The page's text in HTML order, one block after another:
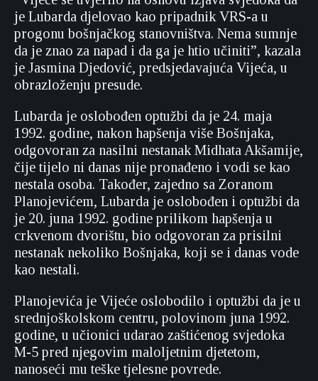
je Lubarda djelovao kao pripadnik VRS-a u
progonu bošnjačkog stanovništva. Nema sumnje
da je znao za napad i da ga je htio učiniti”, kazala
je Jasmina Djedović, predsjedavajuća Vijeća, u
obrazloženju presude.
Lubarda je oslobođen optužbi da je 24. maja
1992. godine, nakon hapšenja više Bošnjaka,
odgovoran za nasilni nestanak Midhata Akšamije,
čije tijelo ni danas nije pronađeno i vodi se kao
nestala osoba. Također, zajedno sa Zoranom
Planojevićem, Lubarda je oslobođen i optužbi da
je 20. juna 1992. godine prilikom hapšenja u
crkvenom dvorištu, bio odgovoran za prisilni
nestanak nekoliko Bošnjaka, koji se i danas vode
kao nestali.
Planojevića je Vijeće oslobodilo i optužbi da je u
srednjoškolskom centru, polovinom juna 1992.
godine, u učionici udarao zaštićenog svjedoka
M-5 pred njegovim maloljetnim djetetom,
nanoseći mu teške tjelesne povrede.